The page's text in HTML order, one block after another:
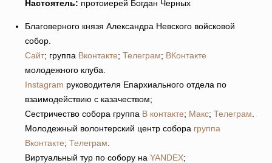
Настоятель: протоиерей Богдан Черных
Благоверного князя Александра Невского войсковой
собор.
Сайт; группа Вконтакте; Телеграм; ВКонтакте
молодежного клуба.
Instagram руководителя Епархиального отдела по
взаимодействию с казачеством;
Сестричество собора группа В контакте; Макс; Телеграм
Молодежный волонтерский центр собора группа
Вконтакте; Телеграм
Виртуальный тур по собору на YANDEX;